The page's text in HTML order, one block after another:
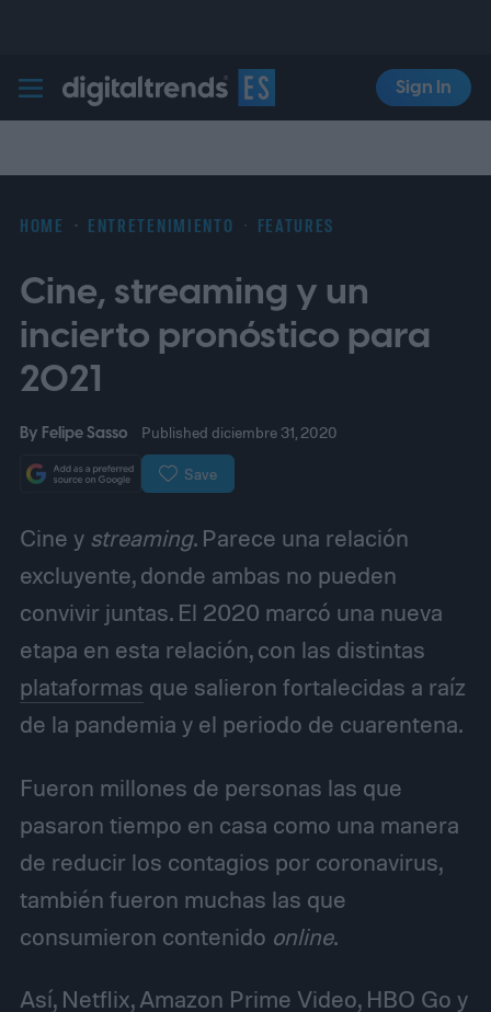
Digital Trends Español
Sign In
HOME ENTRETENIMIENTO FEATURES
Cine, streaming y un
incierto pronóstico para
2021
By Felipe Sasso Published diciembre 31, 2020
Save
Cine y streaming. Parece una relación
excluyente, donde ambas no pueden
convivir juntas. El 2020 marcó una nueva
etapa en esta relación, con las distintas
plataformas que salieron fortalecidas a raíz
de la pandemia y el periodo de cuarentena.
Fueron millones de personas las que
pasaron tiempo en casa como una manera
de reducir los contagios por coronavirus,
también fueron muchas las que
consumieron contenido online.
Así, Netflix, Amazon Prime Video, HBO Go y